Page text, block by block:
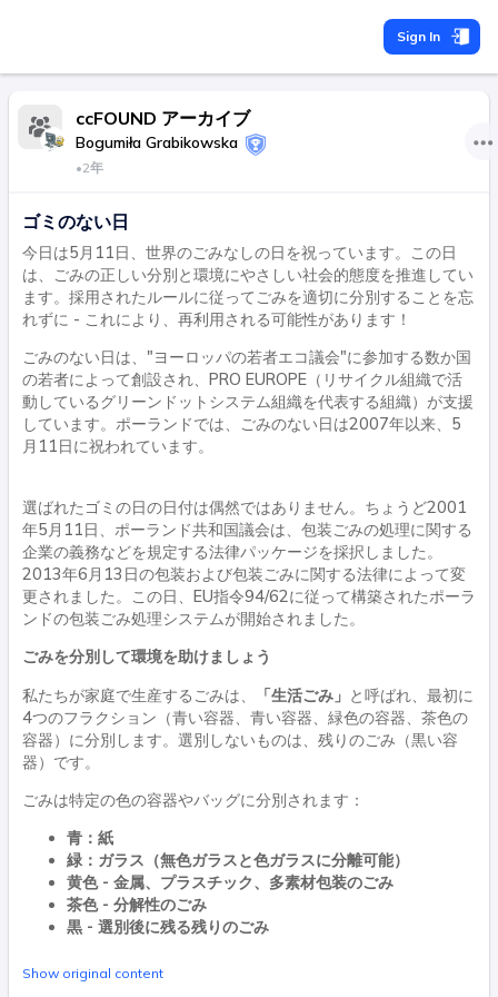
Sign In
ccFOUND アーカイブ
Bogumiła Grabikowska
•2年
ゴミのない日
今日は5月11日、世界のごみなしの日を祝っています。この日
は、ごみの正しい分別と環境にやさしい社会的態度を推進してい
ます。採用されたルールに従ってごみを適切に分別することを忘
れずに - これにより、再利用される可能性があります！
ごみのない日は、"ヨーロッパの若者エコ議会"に参加する数か国
の若者によって創設され、PRO EUROPE（リサイクル組織で活
動しているグリーンドットシステム組織を代表する組織）が支援
しています。ポーランドでは、ごみのない日は2007年以来、5
月11日に祝われています。
選ばれたゴミの日の日付は偶然ではありません。ちょうど2001
年5月11日、ポーランド共和国議会は、包装ごみの処理に関する
企業の義務などを規定する法律パッケージを採択しました。
2013年6月13日の包装および包装ごみに関する法律によって変
更されました。この日、EU指令94/62に従って構築されたポーラ
ンドの包装ごみ処理システムが開始されました。
ごみを分別して環境を助けましょう
私たちが家庭で生産するごみは、
「生活ごみ」 と呼ばれ、最初に
4つのフラクション（青い容器、青い容器、緑色の容器、茶色の
容器）に分別します。選別しないものは、残りのごみ（黒い容
器）です。
ごみは特定の色の容器やバッグに分別されます：
青：紙
緑：ガラス（無色ガラスと色ガラスに分離可能）
黄色 - 金属、プラスチック、多素材包装のごみ
茶色 - 分解性のごみ
黒 - 選別後に残る残りのごみ
Show original content